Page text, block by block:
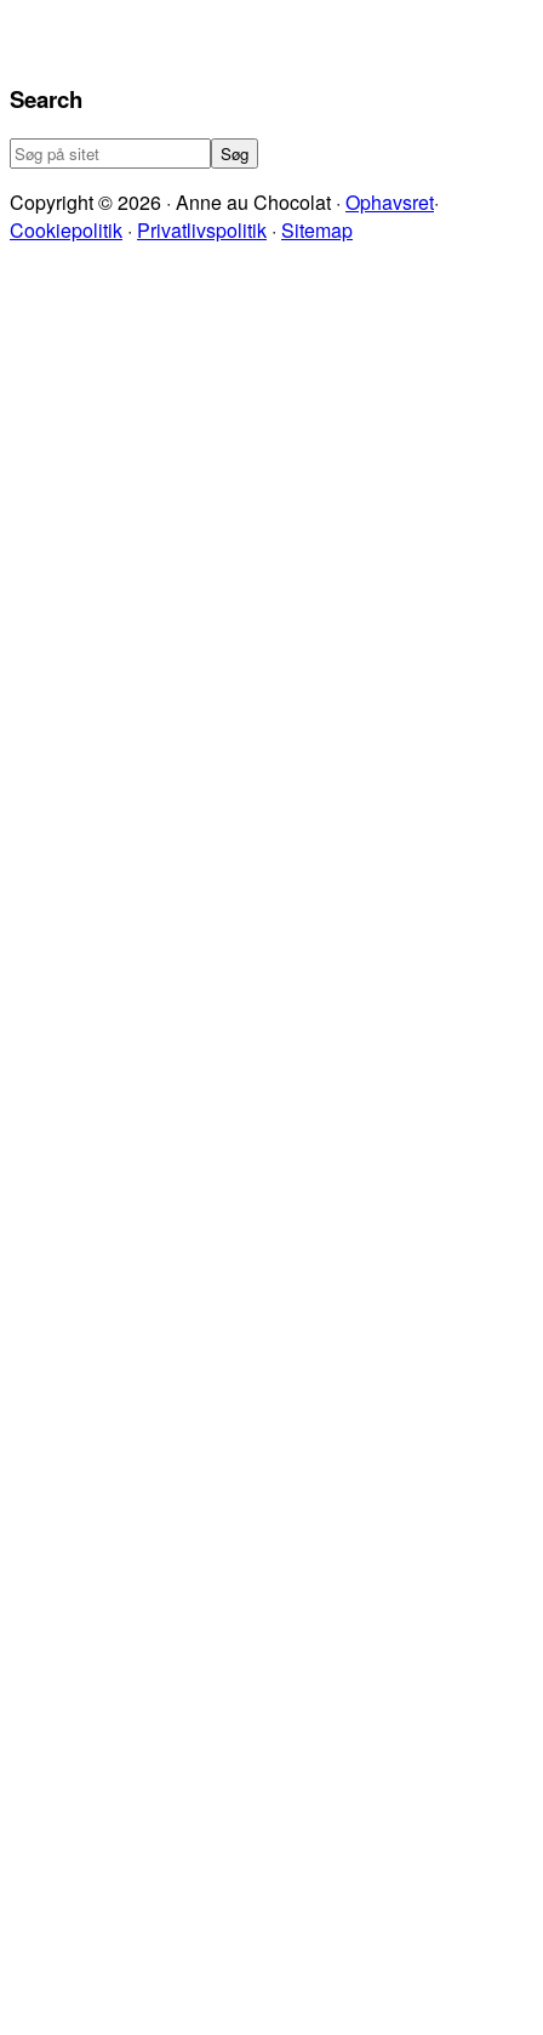
Search
Søg
sitet
Copyright © 2026 · Anne au Chocolat · Ophavsret·
Cookiepolitik · Privatlivspolitik · Sitemap